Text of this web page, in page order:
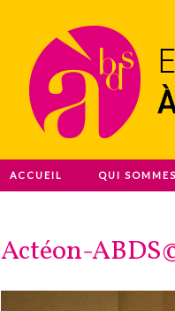
ACCUEIL QUI
Actéon-